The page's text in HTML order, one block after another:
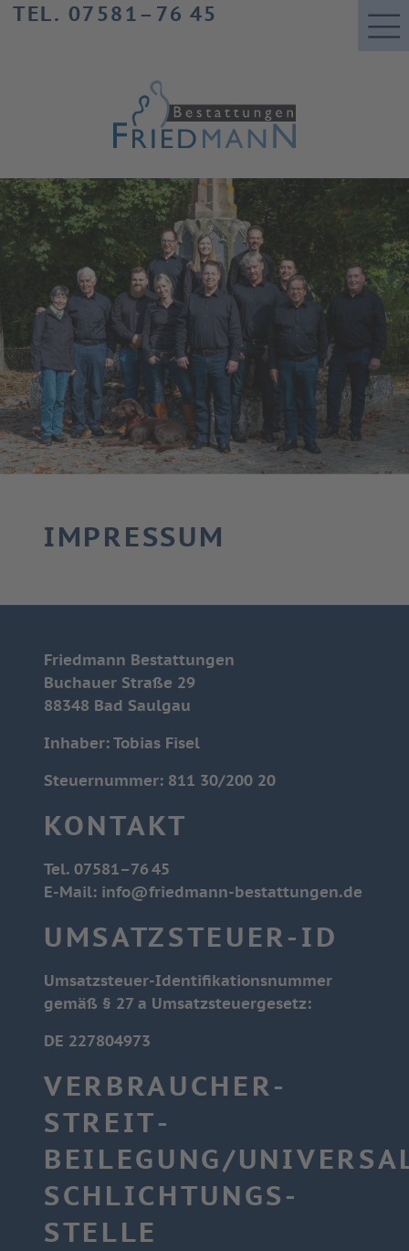
TEL. 07581–76 45
IMPRESSUM
Friedmann Bestattungen
Buchauer Straße 29
88348 Bad Saulgau
Inhaber:Tobias Fisel
Steuernummer: 811 30/200 20
KONTAKT
Tel. 07581–76 45
E-Mail: info@friedmann-bestattungen.de
UMSATZSTEUER-ID
Umsatzsteuer-Identifikationsnummer
gemäß § 27 a Umsatzsteuergesetz:
DE 227804973
VERBRAUCHER­
STREIT­
BEILEGUNG/
SCHLICHTUNGS­
STELLE